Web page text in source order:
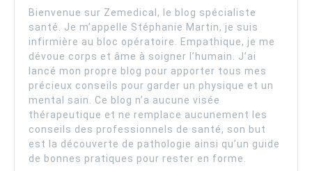
Bienvenue sur Zemedical, le blog spécialiste
santé. Je m’appelle Stéphanie Martin, je suis
infirmière au bloc opératoire. Empathique, je me
dévoue corps et âme à soigner l’humain. J’ai
lancé mon propre blog pour apporter tous mes
précieux conseils pour garder un physique et un
mental sain. Ce blog n’a aucune visée
thérapeutique et ne remplace aucunement les
conseils des professionnels de santé, son but
est la découverte de pathologie ainsi qu’un guide
de bonnes pratiques pour rester en forme.